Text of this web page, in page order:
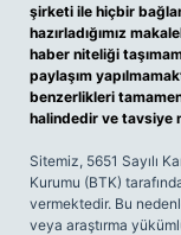
şirketi ile hiçbir
hazırladığımız
haber niteliği
paylaşım
benzerlikleri
halindedir ve tavsiye
Sitemiz, 5651 Sayılı
Kurumu (BTK)
vermektedir. Bu
veya araştırma